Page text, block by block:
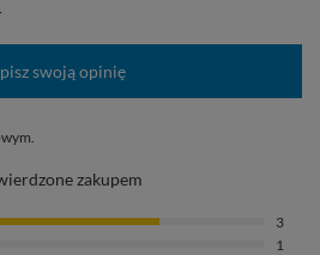
swoją opinię
zakupem
3
1